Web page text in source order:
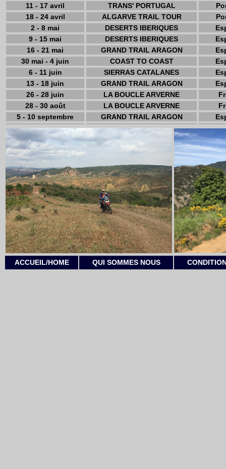
11 - 17 avril
TRANS' PORTUGAL
18 - 24 avril
ALGARVE TRAIL TOUR
2 - 8 mai
DESERTS IBERIQUES
9 - 15 mai
DESERTS IBERIQUES
16 - 21 mai
GRAND TRAIL ARAGON
30 mai - 4 juin
COAST TO COAST
6 - 11 juin
SIERRAS CATALANES
13 - 18 juin
GRAND TRAIL ARAGON
26 - 28 juin
LA BOUCLE ARVERNE
28 - 30 août
LA BOUCLE ARVERNE
5 - 10 septembre
GRAND TRAIL ARAGON
ACCUEIL/HOME QUI SOMMES NOUS